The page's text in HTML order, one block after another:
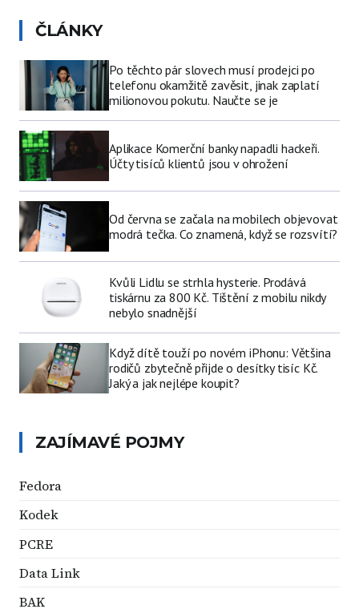
ČLÁNKY
Po těchto pár slovech musí prodejci po
telefonu okamžitě zavěsit, jinak zaplatí
milionovou pokutu. Naučte se je
Aplikace Komerční banky napadli hackeři.
Účty tisíců klientů jsou v ohrožení
Od června se začala na mobilech objevovat
modrá tečka. Co znamená, když se rozsvítí?
Kvůli Lidlu se strhla hysterie. Prodává
tiskárnu za 800 Kč. Tištění z mobilu nikdy
nebylo snadnější
Když dítě touží po novém iPhonu: Většina
rodičů zbytečně přijde o desítky tisíc Kč.
Jaký a jak nejlépe koupit?
ZAJÍMAVÉ POJMY
Fedora
Kodek
PCRE
Data Link
BAK